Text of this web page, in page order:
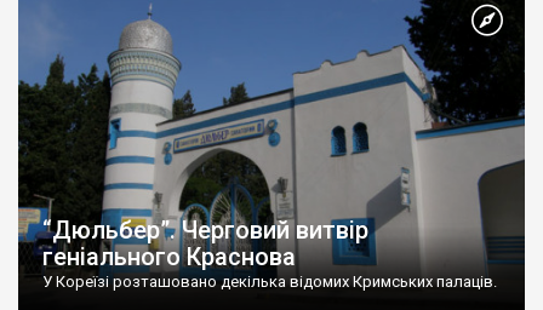
“Дюльбер”. Черговий витвір
геніального Краснова
У Кореїзі розташовано декілька відомих Кримських палаців.